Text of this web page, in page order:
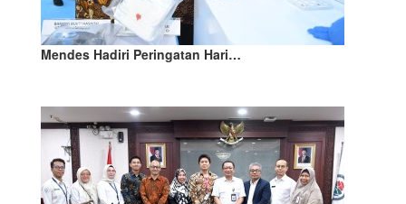
Mendes Hadiri Peringatan Hari…